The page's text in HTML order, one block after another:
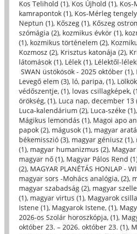
Kos Telihold (1), Kos Újhold (1), Kos-
kamrapontok (1), Kos-Mérleg
Neptun (1), Kőszeg (1), Kőszeg
szómágia (2), kozmikus évkör (1),
(1), kozmikus történelem (2),
Kozmosz (2), Krisztus katonája (2),
látomások (1), Lélek (1), Lélektől-
SWAN üstökösök - 2025 október (1),
Levegő elem (3), ló, paripa, (1),
védőszentje, (1), lovas csillagképek,
örökség, (1), Luca nap, december 13
Luca-kalendárium (2), Luca-széke (1),
Mágikus lemondás (1), Magoi apo
papok (2), mágusok (1), magyar
békemisszió (3), magyar géniusz (1),
(1), magyar humanizmus (2),
magyar nő (1), Magyar Pálos Rend
(2), MAGYAR PLANÉTÁS HONLAP -
magyar sors -Mohács analógia, (2),
magyar szabadság (2), magyar
(1), magyar virtus (1), Magyarok
Istene (1), Magyarok Istene, (1),
2026-os Szolár horoszkópja, (1),
október 23. – 2026. október 23. (1),